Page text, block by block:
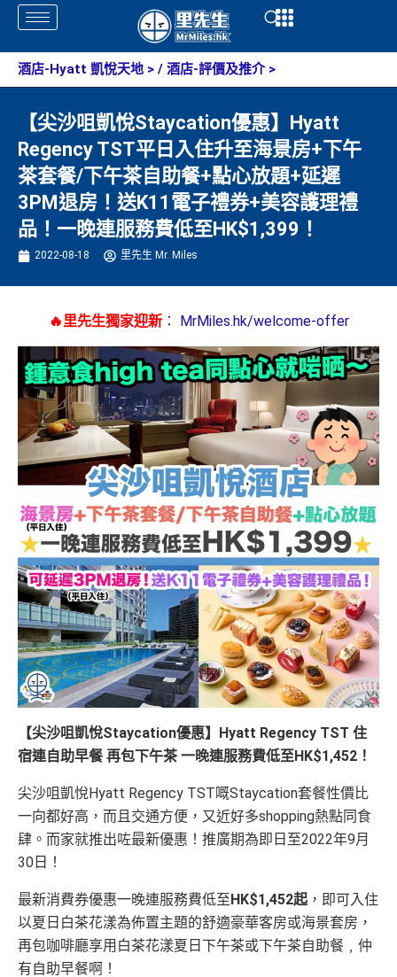
Skip
content
Open
酒店-Hyatt 凱悅天地 > / 酒店-評價及推介>
【尖沙咀凱悅Staycation優惠】Hyatt
Regency TST平日入住升至海景房+下午
茶套餐/下午茶自助餐+點心放題+延遲
3PM退房！送K11電子禮券+美容護理禮
品！一晚連服務費低至HK$1,399！
2022-08-18 里先生 Mr. Miles
🔥里先生獨家迎新： MrMiles.hk/welcome-offer
【尖沙咀凱悅Staycation優惠】Hyatt Regency TST 住
宿連自助早餐 再包下午茶 一晚連服務費低至HK$1,452！
尖沙咀凱悅Hyatt Regency TST嘅Staycation套餐性價比
一向都好高，而且交通方便，又近好多shopping熱點同食
肆。而家就推出咗最新優惠！推廣期為即日至2022年9月
30日！
最新消費券優惠一晚連服務費低至 HK$1,452起，即可入住
以夏日白茶花漾為佈置主題的舒適豪華客房或海景套房，
再包咖啡廳享用白茶花漾夏日下午茶或下午茶自助餐﹐仲
有自助早餐啊！